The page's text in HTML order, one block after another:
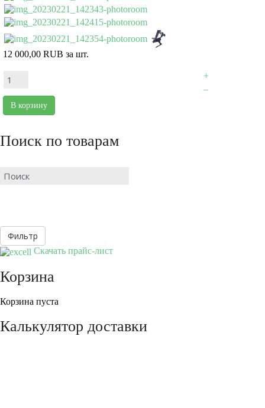
12 000,00 RUB за шт.
+
–
В корзину
Поиск по товарам
Скачать прайс-лист
Корзина
Корзина пуста
Калькулятор доставки